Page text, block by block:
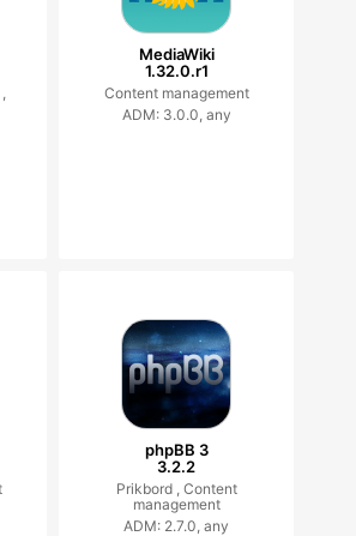
MediaWiki
1.32.0.r1
Content management
ADM: 3.0.0, any
phpBB 3
3.2.2
Prikbord , Content
management
ADM: 2.7.0, any